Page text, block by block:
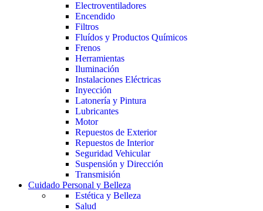
Electroventiladores
Encendido
Filtros
Fluídos y Productos Químicos
Frenos
Herramientas
Iluminación
Instalaciones Eléctricas
Inyección
Latonería y Pintura
Lubricantes
Motor
Repuestos de Exterior
Repuestos de Interior
Seguridad Vehicular
Suspensión y Dirección
Transmisión
Cuidado Personal y Belleza
Estética y Belleza
Salud